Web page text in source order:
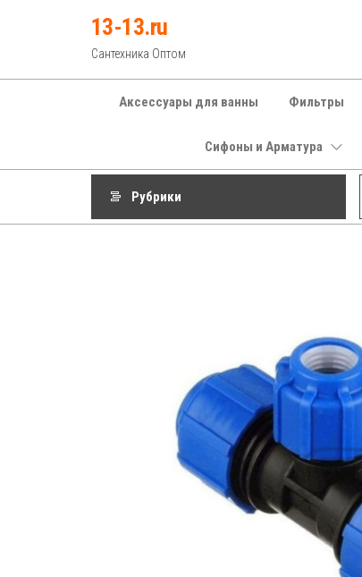
13-13.ru
Сантехника Оптом
Аксессуары для ванны Фильтры
Сифоны и Арматура
Рубрики